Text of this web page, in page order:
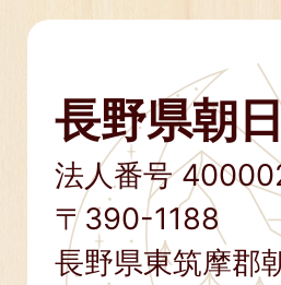
長野県朝
法人番号
〒390-1188
長野県東筑摩郡